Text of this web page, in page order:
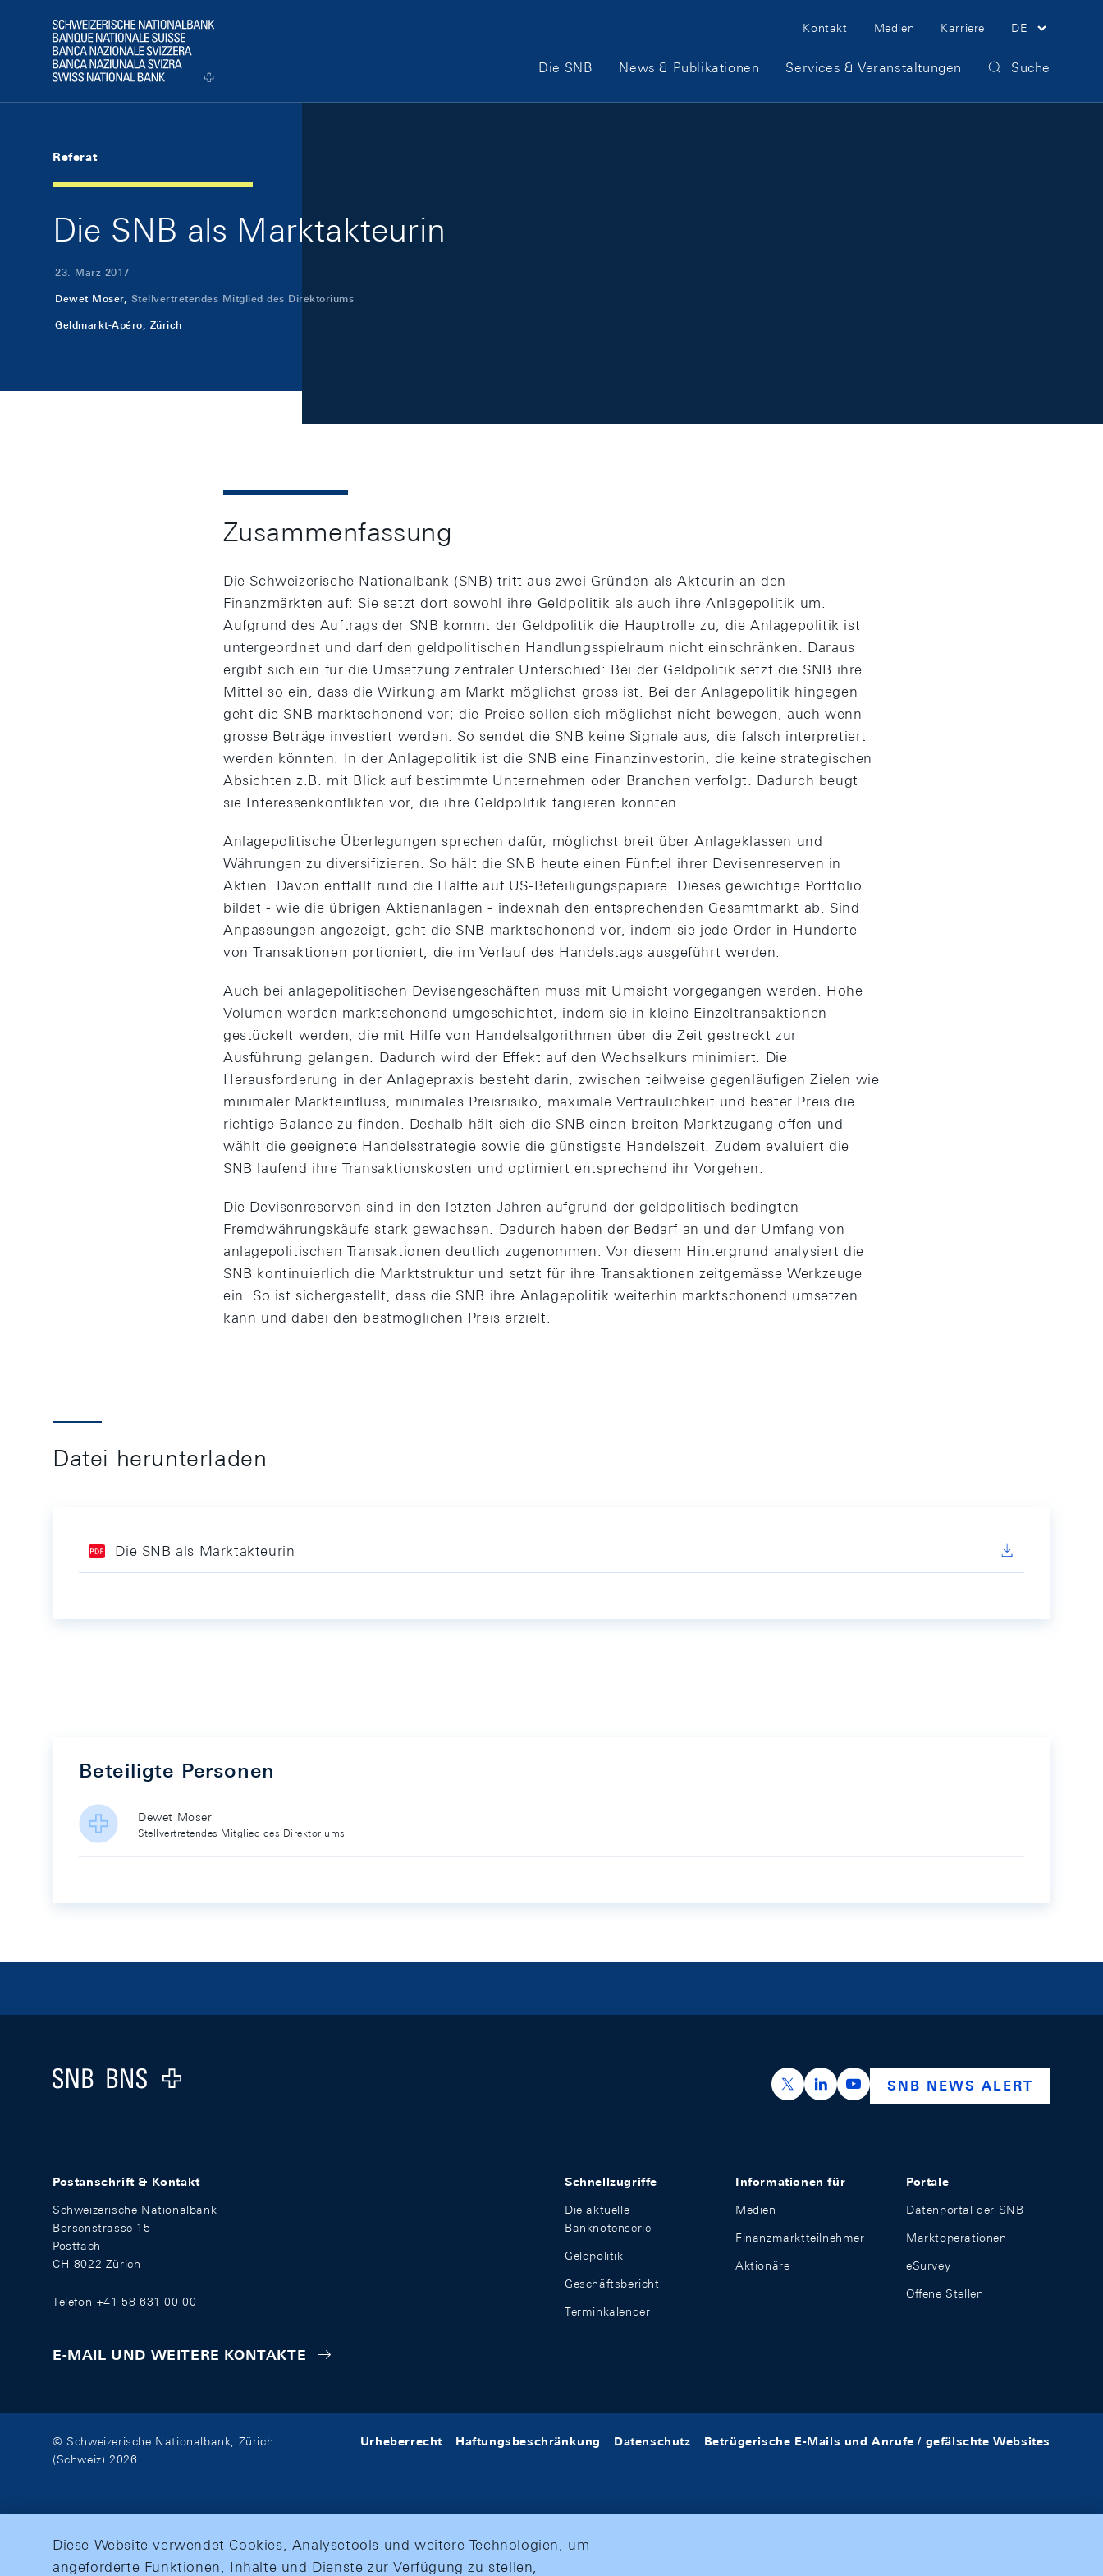
Logo
Meta Navigation
Kontakt Medien Karriere DE
Hauptnavigation
Die SNB News & Publikationen Services & Veranstaltungen Suche
Referat
Die SNB als Marktakteurin
23. März 2017
Dewet Moser, Stellvertretendes Mitglied des Direktoriums
Geldmarkt-Apéro, Zürich
Zusammenfassung
Die Schweizerische Nationalbank (SNB) tritt aus zwei Gründen als Akteurin an den
Finanzmärkten auf: Sie setzt dort sowohl ihre Geldpolitik als auch ihre Anlagepolitik um.
Aufgrund des Auftrags der SNB kommt der Geldpolitik die Hauptrolle zu, die Anlagepolitik ist
untergeordnet und darf den geldpolitischen Handlungsspielraum nicht einschränken. Daraus
ergibt sich ein für die Umsetzung zentraler Unterschied: Bei der Geldpolitik setzt die SNB ihre
Mittel so ein, dass die Wirkung am Markt möglichst gross ist. Bei der Anlagepolitik hingegen
geht die SNB marktschonend vor; die Preise sollen sich möglichst nicht bewegen, auch wenn
grosse Beträge investiert werden. So sendet die SNB keine Signale aus, die falsch interpretiert
werden könnten. In der Anlagepolitik ist die SNB eine Finanzinvestorin, die keine strategischen
Absichten z.B. mit Blick auf bestimmte Unternehmen oder Branchen verfolgt. Dadurch beugt
sie Interessenkonflikten vor, die ihre Geldpolitik tangieren könnten.
Anlagepolitische Überlegungen sprechen dafür, möglichst breit über Anlageklassen und
Währungen zu diversifizieren. So hält die SNB heute einen Fünftel ihrer Devisenreserven in
Aktien. Davon entfällt rund die Hälfte auf US-Beteiligungspapiere. Dieses gewichtige Portfolio
bildet - wie die übrigen Aktienanlagen - indexnah den entsprechenden Gesamtmarkt ab. Sind
Anpassungen angezeigt, geht die SNB marktschonend vor, indem sie jede Order in Hunderte
von Transaktionen portioniert, die im Verlauf des Handelstags ausgeführt werden.
Auch bei anlagepolitischen Devisengeschäften muss mit Umsicht vorgegangen werden. Hohe
Volumen werden marktschonend umgeschichtet, indem sie in kleine Einzeltransaktionen
gestückelt werden, die mit Hilfe von Handelsalgorithmen über die Zeit gestreckt zur
Ausführung gelangen. Dadurch wird der Effekt auf den Wechselkurs minimiert. Die
Herausforderung in der Anlagepraxis besteht darin, zwischen teilweise gegenläufigen Zielen wie
minimaler Markteinfluss, minimales Preisrisiko, maximale Vertraulichkeit und bester Preis die
richtige Balance zu finden. Deshalb hält sich die SNB einen breiten Marktzugang offen und
wählt die geeignete Handelsstrategie sowie die günstigste Handelszeit. Zudem evaluiert die
SNB laufend ihre Transaktionskosten und optimiert entsprechend ihr Vorgehen.
Die Devisenreserven sind in den letzten Jahren aufgrund der geldpolitisch bedingten
Fremdwährungskäufe stark gewachsen. Dadurch haben der Bedarf an und der Umfang von
anlagepolitischen Transaktionen deutlich zugenommen. Vor diesem Hintergrund analysiert die
SNB kontinuierlich die Marktstruktur und setzt für ihre Transaktionen zeitgemässe Werkzeuge
ein. So ist sichergestellt, dass die SNB ihre Anlagepolitik weiterhin marktschonend umsetzen
kann und dabei den bestmöglichen Preis erzielt.
Datei herunterladen
Die SNB als Marktakteurin
Beteiligte Personen
Dewet Moser
Stellvertretendes Mitglied des Direktoriums
Logo
https://x.com/snb_bns
https://ch.linkedin.com/company/swiss-
https://www.youtube.com/
SNB NEWS ALERT
Postanschrift & Kontakt
Schweizerische Nationalbank
Börsenstrasse 15
Postfach
CH-8022 Zürich
Telefon +41 58 631 00 00
E-MAIL UND WEITERE KONTAKTE
Schnellzugriffe
Die aktuelle
Banknotenserie
Geldpolitik
Geschäftsbericht
Terminkalender
Informationen für
Medien
Finanzmarktteilnehmer
Aktionäre
Portale
Datenportal der SNB
Marktoperationen
eSurvey
Offene Stellen
© Schweizerische Nationalbank, Zürich
(Schweiz) 2026
Urheberrecht Haftungsbeschränkung Datenschutz Betrügerische E-Mails und Anrufe / gefälschte Websites
Diese Website verwendet Cookies, Analysetools und weitere Technologien, um
angeforderte Funktionen, Inhalte und Dienste zur Verfügung zu stellen,